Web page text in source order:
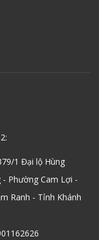
1 Đại lộ Hùng
- Phường Cam Lợi -
Ranh - Tỉnh Khánh